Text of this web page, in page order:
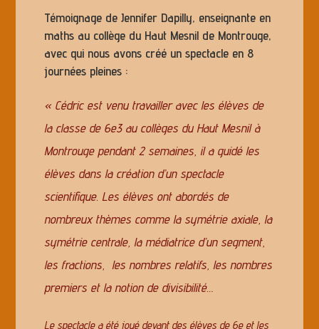
Témoignage de Jennifer Dapilly, enseignante en
maths au collège du Haut Mesnil de Montrouge,
avec qui nous avons créé un spectacle en 8
journées pleines :
« Cédric est venu travailler avec les élèves de
la classe de 6e3 au collèges du Haut Mesnil à
Montrouge pendant 2 semaines, il a guidé les
élèves dans la création d’un spectacle
scientifique. Les élèves ont abordés de
nombreux thèmes comme la symétrie axiale, la
symétrie centrale, la médiatrice d’un segment,
les fractions, les nombres relatifs, les nombres
premiers et la notion de divisibilité…
Le spectacle a été joué devant des élèves de 6e et les